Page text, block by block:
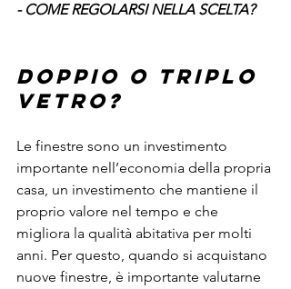
- COME REGOLARSI NELLA SCELTA?
Doppio o triplo
vetro?
Le finestre sono un investimento
importante nell’economia della propria
casa, un investimento che mantiene il
proprio valore nel tempo e che
migliora la qualità abitativa per molti
anni. Per questo, quando si acquistano
nuove finestre, è importante valutarne